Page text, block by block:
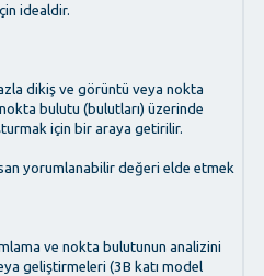
idealdir.
dikiş ve görüntü veya nokta
bulutu (bulutları) üzerinde
için bir araya getirilir.
yorumlanabilir değeri elde etmek
ve nokta bulutunun analizini
geliştirmeleri (3B katı model